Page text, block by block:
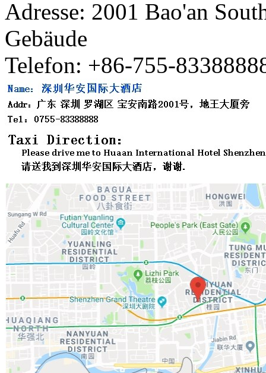
Adresse: 2001 Bao'an
Gebäude
Telefon: +86-755-